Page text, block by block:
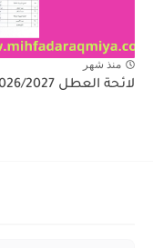
منذ شهر
لائحة العطل 2026/2027